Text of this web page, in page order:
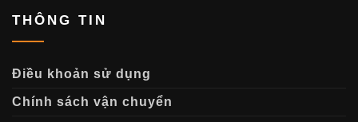
THÔNG TIN
Điều khoản sử dụng
Chính sách vận chuyển